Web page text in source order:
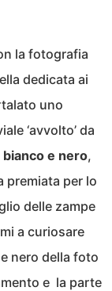
la fotografia
dedicata ai
uno
‘avvolto’ da
e nero,
premiata per lo
delle zampe
a curiosare
nero della foto
e la parte